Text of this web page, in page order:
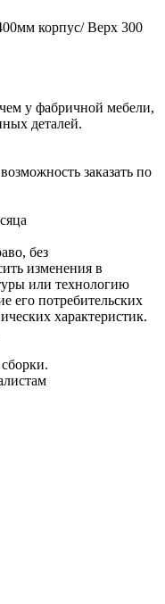
корпус/ Верх 300
у фабричной мебели,
деталей.
заказать по
без
изменения в
или технологию
его потребительских
характеристик.